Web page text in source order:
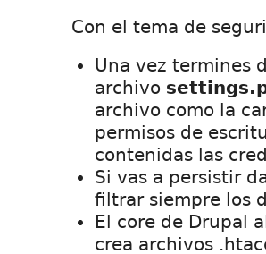
Con el tema de
Una vez termines
archivo
archivo como la
permisos de
contenidas las
Si vas a persistir
filtrar siempre los
El core de Drupal
crea archivos